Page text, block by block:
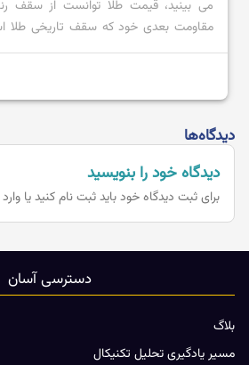
می بینید، قیمت طلا توانست از سقف
مقاومت بعدی خود که سقف تاریخی طلا
دیدگاه‌ها
دیدگاه خود را بنویسید
برای ثبت دیدگاه خود بایدثبت نام کنید یا
دسترسی آسان
بلاگ
مسیر یادگیری تحلیل تکنیکال